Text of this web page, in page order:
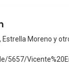
Estrella Moreno y